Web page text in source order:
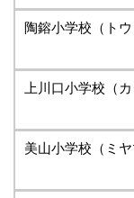
陶鎔小学校（トウ
上川口小学校（カ
美山小学校（ミヤ